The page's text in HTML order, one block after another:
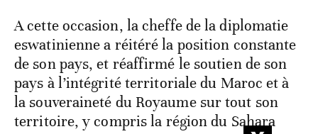
A cette occasion, la cheffe de la diplomatie
eswatinienne a réitéré la position constante
de son pays, et réaffirmé le soutien de son
pays à l’intégrité territoriale du Maroc et à
la souveraineté du Royaume sur tout son
territoire, y compris la région du Sahara